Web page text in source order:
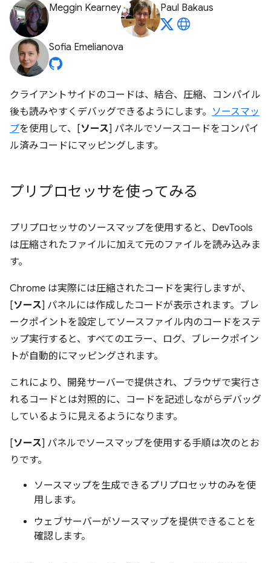
Meggin Kearney Paul Bakaus
Sofia Emelianova
クライアントサイドのコードは、結合、圧縮、コンパイル
後も読みやすくデバッグできるようにします。 ソースマッ
プを使用して、[ソース] パネルでソースコードをコンパイ
ル済みコードにマッピングします。
プリプロセッサを使ってみる
プリプロセッサのソースマップを使用すると、DevTools
は圧縮されたファイルに加えて元のファイルを読み込みま
す。
Chrome は実際には圧縮されたコードを実行しますが、
[ソース] パネルには作成したコードが表示されます。ブレ
ークポイントを設定してソースファイル内のコードをステ
ップ実行すると、すべてのエラー、ログ、ブレークポイン
トが自動的にマッピングされます。
これにより、開発サーバーで提供され、ブラウザで実行さ
れるコードとは対照的に、コードを記述しながらデバッグ
しているように見えるようになります。
[ソース] パネルでソースマップを使用する手順は次のとお
りです。
ソースマップを生成できるプリプロセッサのみを使
用します。
ウェブサーバーがソースマップを提供できることを
確認します。